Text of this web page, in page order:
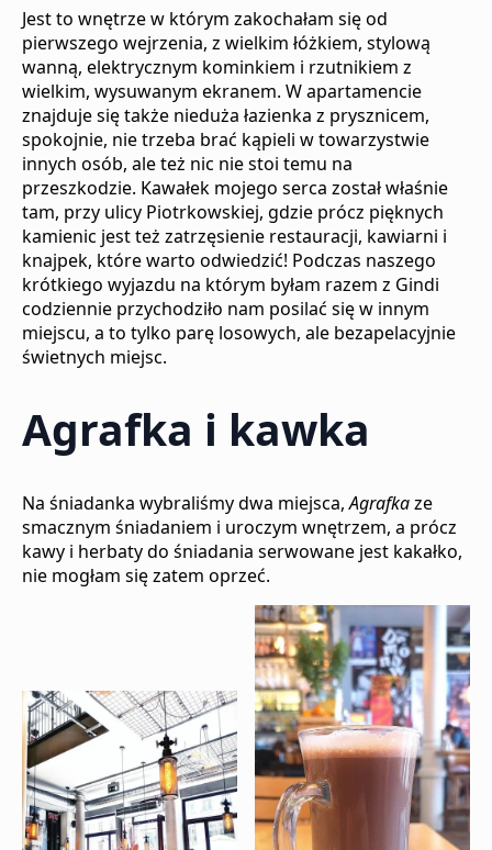
Jest to wnętrze w którym zakochałam się od
pierwszego wejrzenia, z wielkim łóżkiem, stylową
wanną, elektrycznym kominkiem i rzutnikiem z
wielkim, wysuwanym ekranem. W apartamencie
znajduje się także nieduża łazienka z prysznicem,
spokojnie, nie trzeba brać kąpieli w towarzystwie
innych osób, ale też nic nie stoi temu na
przeszkodzie. Kawałek mojego serca został właśnie
tam, przy ulicy Piotrkowskiej, gdzie prócz pięknych
kamienic jest też zatrzęsienie restauracji, kawiarni i
knajpek, które warto odwiedzić! Podczas naszego
krótkiego wyjazdu na którym byłam razem z Gindi
codziennie przychodziło nam posilać się w innym
miejscu, a to tylko parę losowych, ale bezapelacyjnie
świetnych miejsc.
Agrafka i kawka
Na śniadanka wybraliśmy dwa miejsca,Agrafkaze
smacznym śniadaniem i uroczym wnętrzem, a prócz
kawy i herbaty do śniadania serwowane jest kakałko,
nie mogłam się zatem oprzeć.